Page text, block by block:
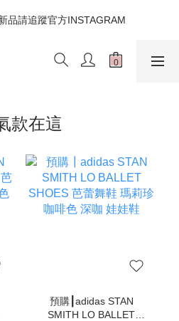
另開瀏覽器 (不要直接從ig連結網站
下單)
品請追蹤官方INSTAGRAM
另開瀏覽器 (不要直接從ig連結網站
款在這
預購┃adidas STAN
SMITH LO BALLET